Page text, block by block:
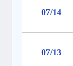
07/14
07/13